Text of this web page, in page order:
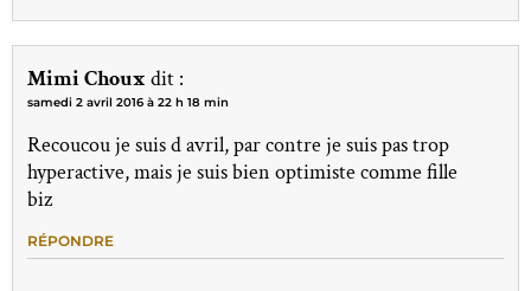
Mimi Choux dit :
samedi 2 avril 2016 à 22 h 18 min
Recoucou je suis d avril, par contre je suis pas trop
hyperactive, mais je suis bien optimiste comme fille
biz
RÉPONDRE